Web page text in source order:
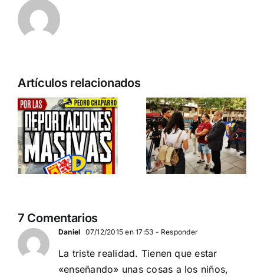
Artículos relacionados
Acto en
Barcelona:
España y
Serbia
contra el
separatismo
EN BARCELONA
acto DN
contra la
invasión
migratoria
y el gran
7 Comentarios
Daniel 07/12/2015 en 17:53 - Responder
La triste realidad. Tienen que estar
«enseñando» unas cosas a los niños,